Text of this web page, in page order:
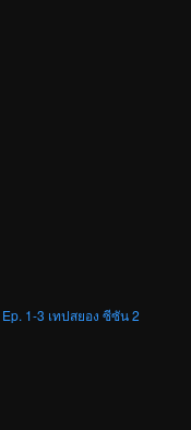
1-3 เทปสยอง ซีซัน 2